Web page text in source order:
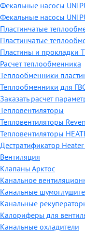
Фекальные насосы
Фекальные насосы
Пластинчатые
Пластинчатые
Пластины и прокладки
Расчет теплообменника
Теплообменники
Теплообменники для
Заказать расчет
Тепловентиляторы
Тепловентиляторы
Тепловентиляторы
Дестратификатор
Вентиляция
Клапаны Арктос
Канальное
Канальные
Канальные
Калориферы для
Канальные охладители